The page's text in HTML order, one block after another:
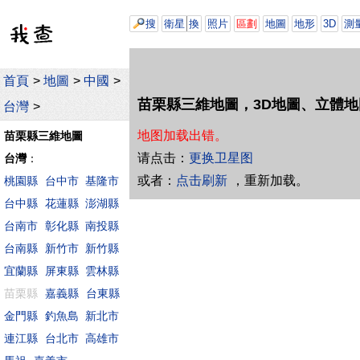
首頁 > 地圖 > 中國 >
台灣 >
苗栗縣三維地圖
台灣：
桃園縣
台中市 基隆市
台中縣 花蓮縣 澎湖縣
台南市 彰化縣 南投縣
台南縣
新竹市 新竹縣
宜蘭縣
屏東縣 雲林縣
苗栗縣 嘉義縣
台東縣
金門縣 釣魚島
新北市
連江縣
台北市 高雄市
搜 衛星 換 照片 區劃 地圖 地形 3D 測
苗栗縣三維地圖，3D地圖、立體地
地图加载出错。
请点击： 更换卫星图
或者： 点击刷新 ，重新加载。